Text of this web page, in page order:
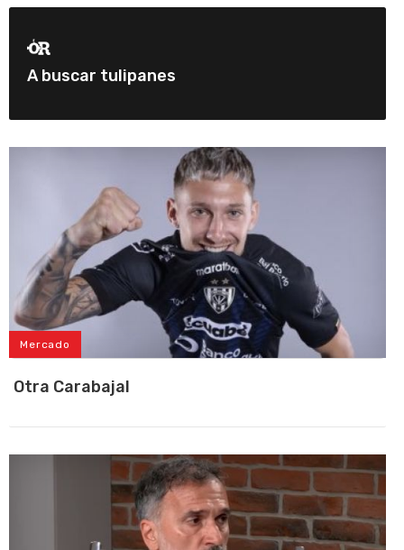
A buscar tulipanes
Mercado
Otra Carabajal